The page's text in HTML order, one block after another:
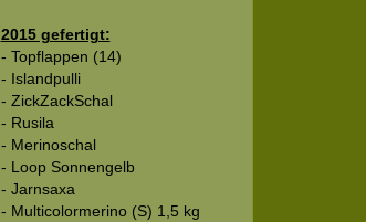
2015 gefertigt:
- Topflappen (14)
- Islandpulli
- ZickZackSchal
- Rusila
- Merinoschal
- Loop Sonnengelb
- Jarnsaxa
- Multicolormerino (S) 1,5 kg